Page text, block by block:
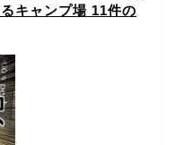
キャンプ場 11件の